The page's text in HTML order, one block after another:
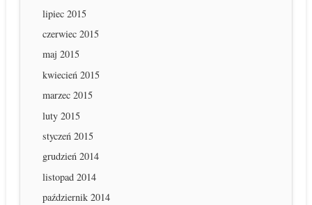
lipiec 2015
czerwiec 2015
maj 2015
kwiecień 2015
marzec 2015
luty 2015
styczeń 2015
grudzień 2014
listopad 2014
październik 2014